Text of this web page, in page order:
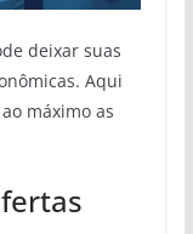
deixar suas
Aqui
máximo as